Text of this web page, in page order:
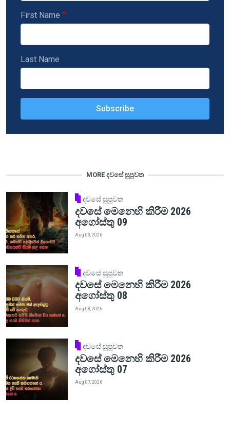
First Name
Last Name
MORE දවසේ සුපුවත
දවසේ සුපුවත
දවසේ මෙනෙහි කිරීම 2026
අගෝස්තු 09
Aug 09, 2026
දවසේ සුපුවත
දවසේ මෙනෙහි කිරීම 2026
අගෝස්තු 08
Aug 08, 2026
දවසේ සුපුවත
දවසේ මෙනෙහි කිරීම 2026
අගෝස්තු 07
Aug 07, 2026